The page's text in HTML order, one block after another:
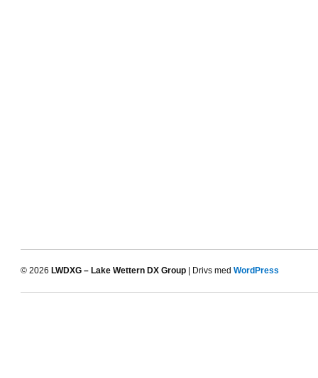
© 2026 LWDXG – Lake Wettern DX Group | Drivs med WordPress